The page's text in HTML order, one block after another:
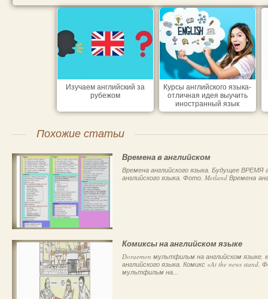
Изучаем английский за
рубежом
Курсы английского языка-
отличная идея выучить
иностранный язык
Похожие статьи
Времена в английском
Времена английского языка. Будущее ВРЕМЯ
английского языка. Фото. Metland Времена
Комиксы на английском языке
Doraemon мультфильм на английском языке,
английского языка. Комикс «At the news
мультфильм на...